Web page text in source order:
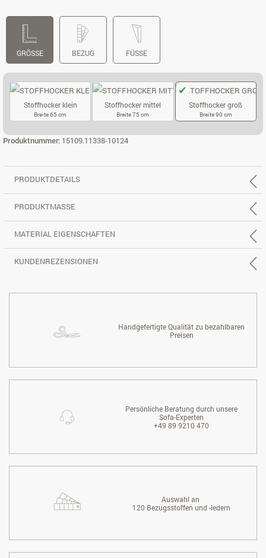
GRÖSSE BEZUG FÜSSE
Stoffhocker klein
Breite 65 cm
Stoffhocker mittel
Breite 75 cm
Stoffhocker groß
Breite 90 cm
Produktnummer: 15109.11338-10124
PRODUKTDETAILS
PRODUKTMASSE
MATERIAL EIGENSCHAFTEN
KUNDENREZENSIONEN
Handgefertigte Qualität zu bezahlbaren
Preisen
Persönliche Beratung durch unsere
Sofa-Experten
+49 89 9210 470
Auswahl an
120 Bezugsstoffen und -ledern